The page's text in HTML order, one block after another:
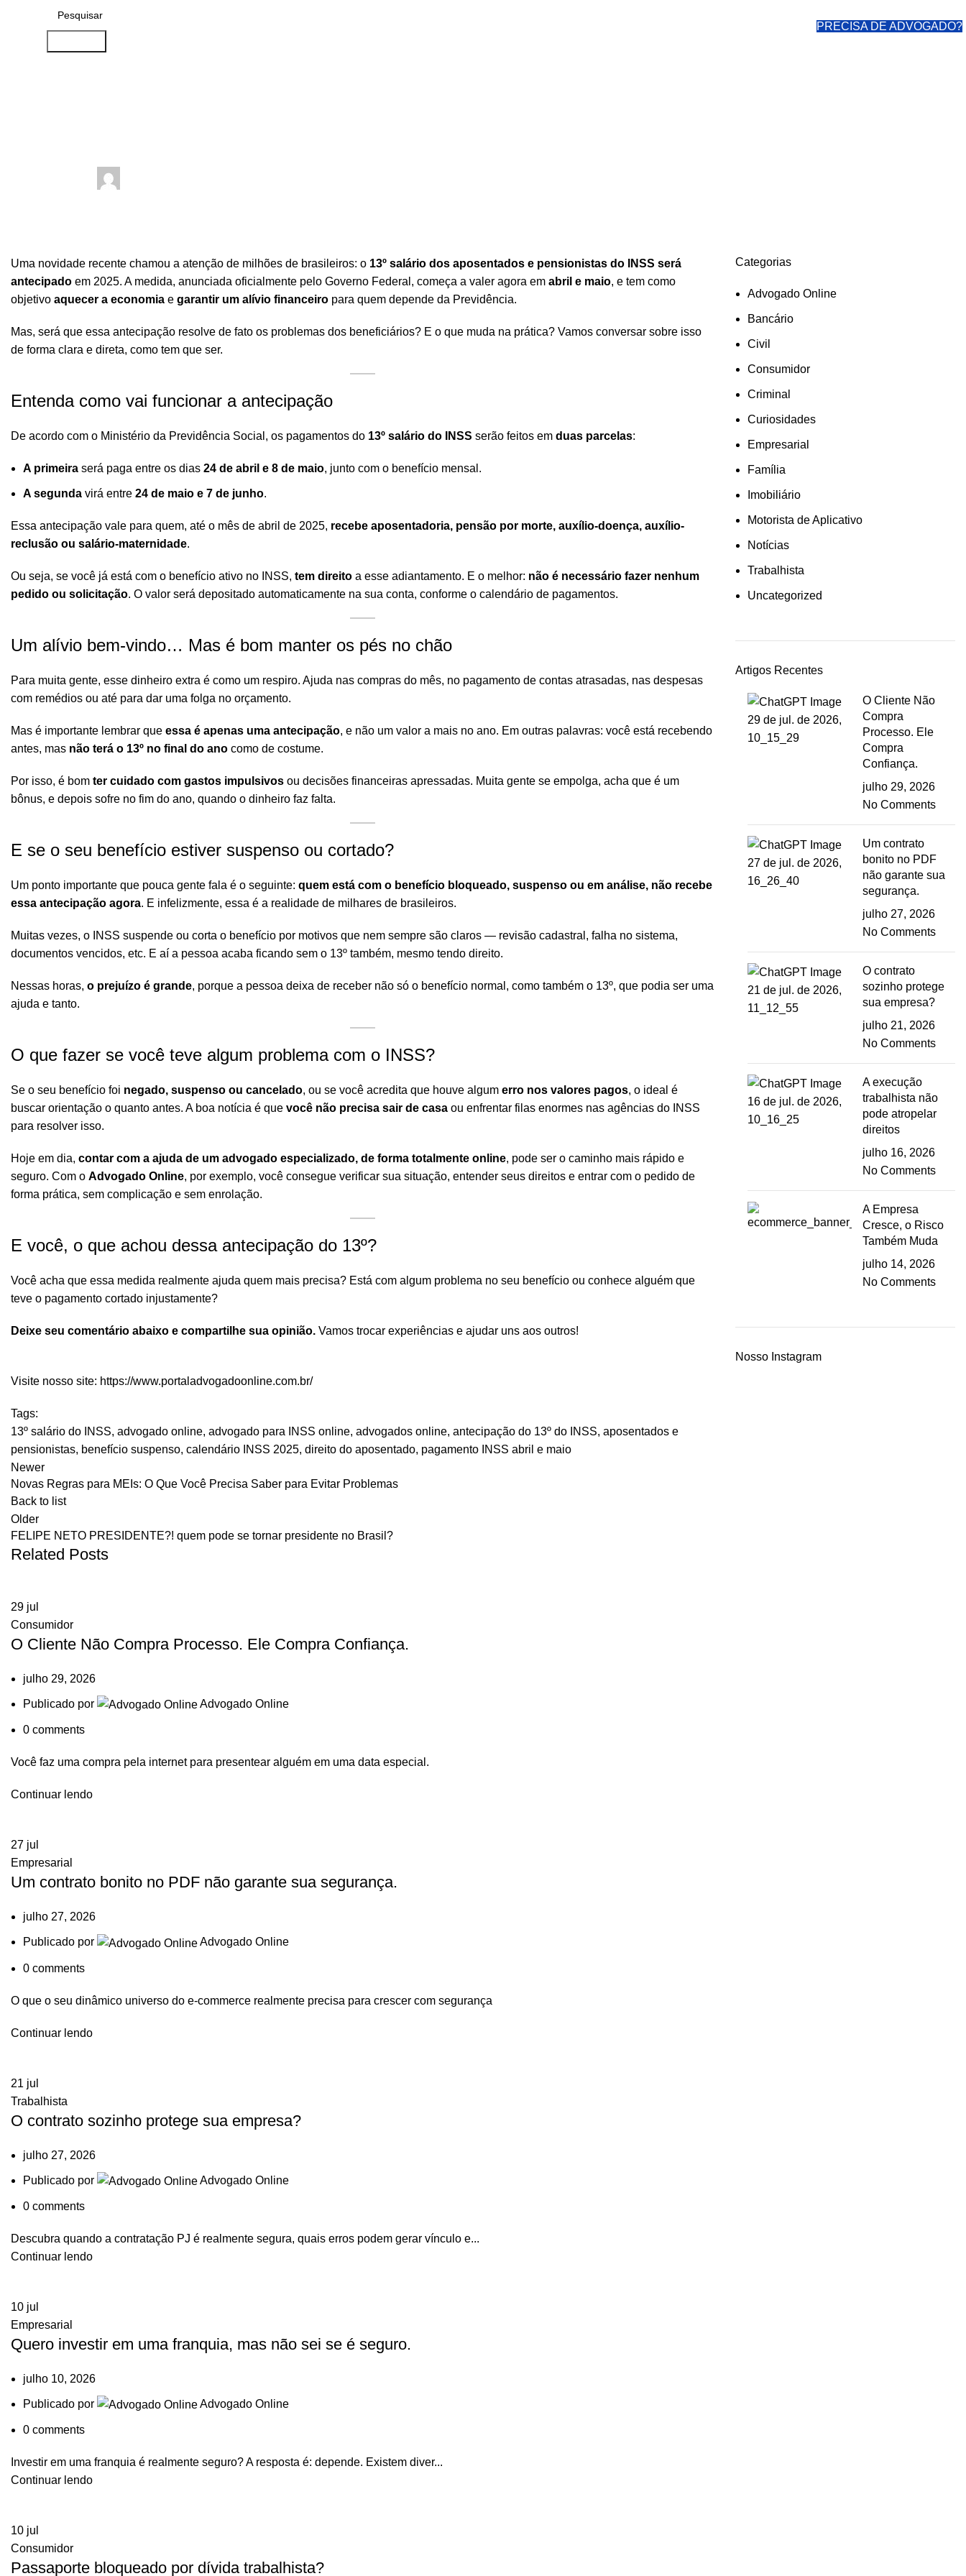
PRECISA DE ADVOGADO?
Uma novidade recente chamou a atenção de milhões de brasileiros: o 13º salário dos aposentados e pensionistas do INSS será
antecipado em 2025. A medida, anunciada oficialmente pelo Governo Federal, começa a valer agora em abril e maio, e tem como
objetivo aquecer a economia e garantir um alívio financeiro para quem depende da Previdência.
Mas, será que essa antecipação resolve de fato os problemas dos beneficiários? E o que muda na prática? Vamos conversar sobre isso
de forma clara e direta, como tem que ser.
Entenda como vai funcionar a antecipação
De acordo com o Ministério da Previdência Social, os pagamentos do 13º salário do INSS serão feitos em duas parcelas:
A primeira será paga entre os dias 24 de abril e 8 de maio, junto com o benefício mensal.
A segunda virá entre 24 de maio e 7 de junho.
Essa antecipação vale para quem, até o mês de abril de 2025, recebe aposentadoria, pensão por morte, auxílio-doença, auxílio-
reclusão ou salário-maternidade.
Ou seja, se você já está com o benefício ativo no INSS, tem direito a esse adiantamento. E o melhor: não é necessário fazer nenhum
pedido ou solicitação. O valor será depositado automaticamente na sua conta, conforme o calendário de pagamentos.
Um alívio bem-vindo… Mas é bom manter os pés no chão
Para muita gente, esse dinheiro extra é como um respiro. Ajuda nas compras do mês, no pagamento de contas atrasadas, nas despesas
com remédios ou até para dar uma folga no orçamento.
Mas é importante lembrar que essa é apenas uma antecipação, e não um valor a mais no ano. Em outras palavras: você está recebendo
antes, mas não terá o 13º no final do ano como de costume.
Por isso, é bom ter cuidado com gastos impulsivos ou decisões financeiras apressadas. Muita gente se empolga, acha que é um
bônus, e depois sofre no fim do ano, quando o dinheiro faz falta.
E se o seu benefício estiver suspenso ou cortado?
Um ponto importante que pouca gente fala é o seguinte: quem está com o benefício bloqueado, suspenso ou em análise, não recebe
essa antecipação agora. E infelizmente, essa é a realidade de milhares de brasileiros.
Muitas vezes, o INSS suspende ou corta o benefício por motivos que nem sempre são claros — revisão cadastral, falha no sistema,
documentos vencidos, etc. E aí a pessoa acaba ficando sem o 13º também, mesmo tendo direito.
Nessas horas, o prejuízo é grande, porque a pessoa deixa de receber não só o benefício normal, como também o 13º, que podia ser uma
ajuda e tanto.
O que fazer se você teve algum problema com o INSS?
Se o seu benefício foi negado, suspenso ou cancelado, ou se você acredita que houve algum erro nos valores pagos, o ideal é
buscar orientação o quanto antes. A boa notícia é que você não precisa sair de casa ou enfrentar filas enormes nas agências do INSS
para resolver isso.
Hoje em dia, contar com a ajuda de um advogado especializado, de forma totalmente online, pode ser o caminho mais rápido e
seguro. Com o Advogado Online, por exemplo, você consegue verificar sua situação, entender seus direitos e entrar com o pedido de
forma prática, sem complicação e sem enrolação.
E você, o que achou dessa antecipação do 13º?
Você acha que essa medida realmente ajuda quem mais precisa? Está com algum problema no seu benefício ou conhece alguém que
teve o pagamento cortado injustamente?
Deixe seu comentário abaixo e compartilhe sua opinião. Vamos trocar experiências e ajudar uns aos outros!
Visite nosso site: https://www.portaladvogadoonline.com.br/
Tags:
13º salário do INSS, advogado online, advogado para INSS online, advogados online, antecipação do 13º do INSS, aposentados e
pensionistas, benefício suspenso, calendário INSS 2025, direito do aposentado, pagamento INSS abril e maio
Newer
Novas Regras para MEIs: O Que Você Precisa Saber para Evitar Problemas
Back to list
Older
FELIPE NETO PRESIDENTE?! quem pode se tornar presidente no Brasil?
Related Posts
29 jul
Consumidor
O Cliente Não Compra Processo. Ele Compra Confiança.
julho 29, 2026
Publicado por Advogado Online
0 comments
Você faz uma compra pela internet para presentear alguém em uma data especial.
Continuar lendo
27 jul
Empresarial
Um contrato bonito no PDF não garante sua segurança.
julho 27, 2026
Publicado por Advogado Online
0 comments
O que o seu dinâmico universo do e-commerce realmente precisa para crescer com segurança
Continuar lendo
21 jul
Trabalhista
O contrato sozinho protege sua empresa?
julho 27, 2026
Publicado por Advogado Online
0 comments
Descubra quando a contratação PJ é realmente segura, quais erros podem gerar vínculo e...
Continuar lendo
10 jul
Empresarial
Quero investir em uma franquia, mas não sei se é seguro.
julho 10, 2026
Publicado por Advogado Online
0 comments
Investir em uma franquia é realmente seguro? A resposta é: depende. Existem diver...
Continuar lendo
10 jul
Consumidor
Passaporte bloqueado por dívida trabalhista?
Categorias
Advogado Online
Bancário
Civil
Consumidor
Criminal
Curiosidades
Empresarial
Família
Imobiliário
Motorista de Aplicativo
Notícias
Trabalhista
Uncategorized
Artigos Recentes
O Cliente Não
Compra
Processo. Ele
Compra
Confiança.
julho 29, 2026
No Comments
Um contrato
bonito no PDF
não garante sua
segurança.
julho 27, 2026
No Comments
O contrato
sozinho protege
sua empresa?
julho 21, 2026
No Comments
A execução
trabalhista não
pode atropelar
direitos
julho 16, 2026
No Comments
A Empresa
Cresce, o Risco
Também Muda
julho 14, 2026
No Comments
Nosso Instagram